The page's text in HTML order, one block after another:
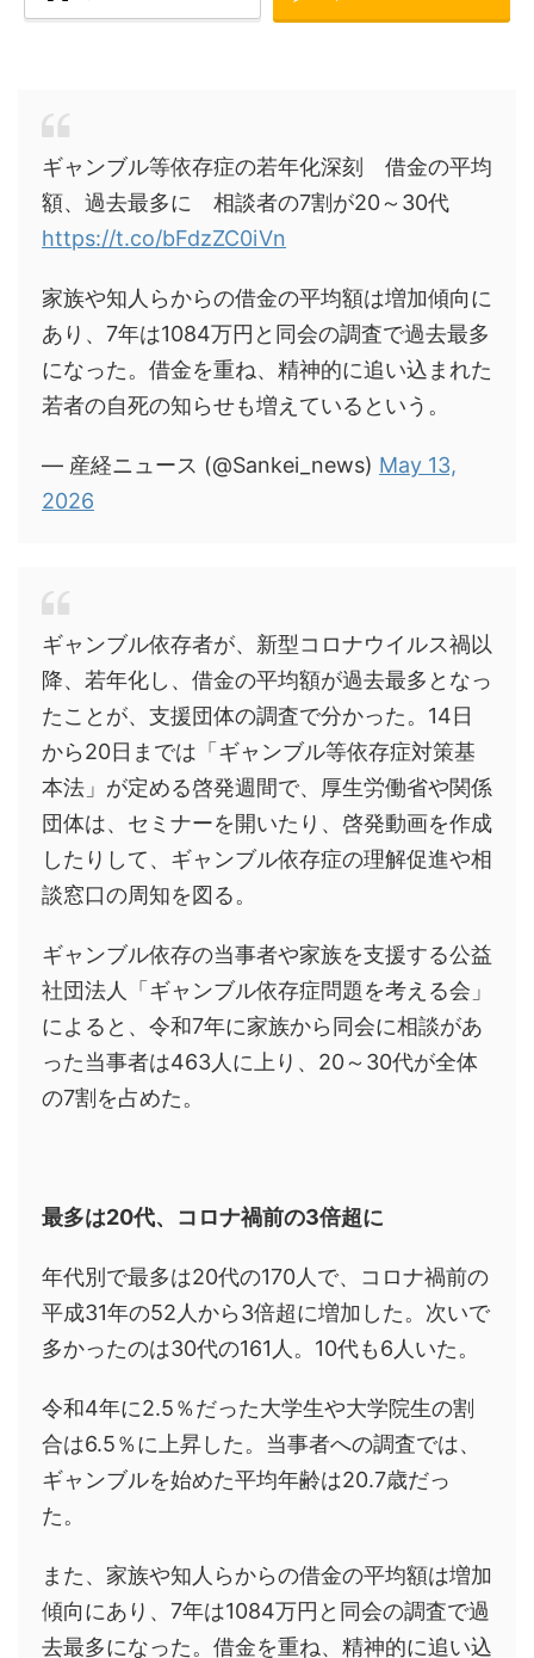
ギャンブル等依存症の若年化深刻 借金の平均
額、過去最多に 相談者の7割が20～30代
https://t.co/bFdzZC0iVn
家族や知人らからの借金の平均額は増加傾向に
あり、7年は1084万円と同会の調査で過去最多
になった。借金を重ね、精神的に追い込まれた
若者の自死の知らせも増えているという。
— 産経ニュース (@Sankei_news) May 13,
2026
ギャンブル依存者が、新型コロナウイルス禍以
降、若年化し、借金の平均額が過去最多となっ
たことが、支援団体の調査で分かった。14日
から20日までは「ギャンブル等依存症対策基
本法」が定める啓発週間で、厚生労働省や関係
団体は、セミナーを開いたり、啓発動画を作成
したりして、ギャンブル依存症の理解促進や相
談窓口の周知を図る。
ギャンブル依存の当事者や家族を支援する公益
社団法人「ギャンブル依存症問題を考える会」
によると、令和7年に家族から同会に相談があ
った当事者は463人に上り、20～30代が全体
の7割を占めた。
最多は20代、コロナ禍前の3倍超に
年代別で最多は20代の170人で、コロナ禍前の
平成31年の52人から3倍超に増加した。次いで
多かったのは30代の161人。10代も6人いた。
令和4年に2.5％だった大学生や大学院生の割
合は6.5％に上昇した。当事者への調査では、
ギャンブルを始めた平均年齢は20.7歳だっ
た。
また、家族や知人らからの借金の平均額は増加
傾向にあり、7年は1084万円と同会の調査で過
去最多になった。借金を重ね、精神的に追い込